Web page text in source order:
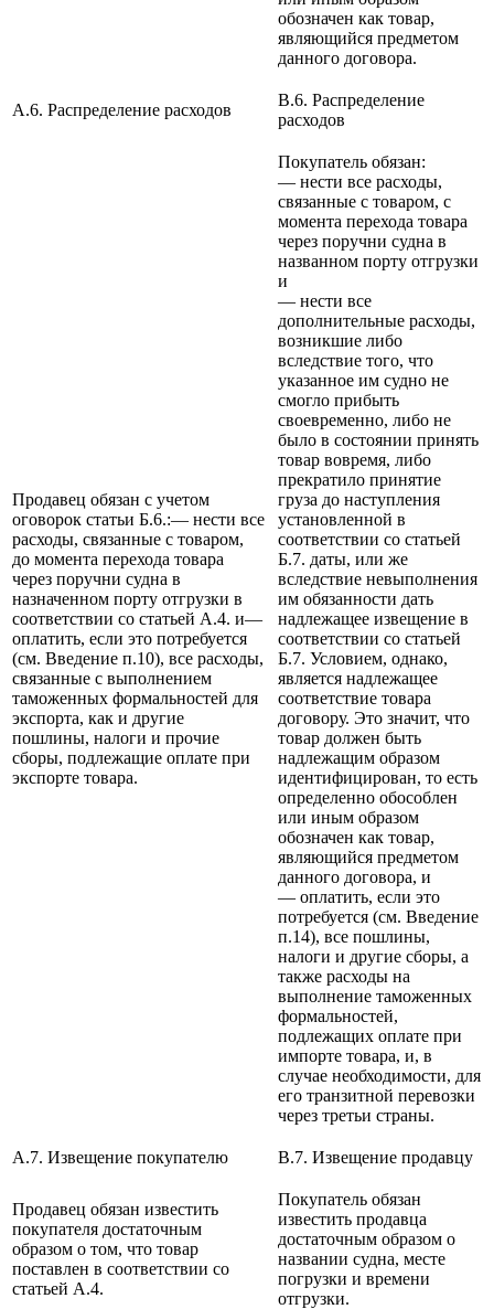
обозначен как товар,
являющийся предметом
данного договора.
A.6. Распределение расходов
B.6. Распределение
расходов
Продавец обязан с учетом
оговорок статьи Б.6.:— нести все
расходы, связанные с товаром,
до момента перехода товара
через поручни судна в
назначенном порту отгрузки в
соответствии со статьей А.4. и—
оплатить, если это потребуется
(см. Введение п.10), все расходы,
связанные с выполнением
таможенных формальностей для
экспорта, как и другие
пошлины, налоги и прочие
сборы, подлежащие оплате при
экспорте товара.
Покупатель обязан:
— нести все расходы,
связанные с товаром, с
момента перехода товара
через поручни судна в
названном порту отгрузки
и
— нести все
дополнительные расходы,
возникшие либо
вследствие того, что
указанное им судно не
смогло прибыть
своевременно, либо не
было в состоянии принять
товар вовремя, либо
прекратило принятие
груза до наступления
установленной в
соответствии со статьей
Б.7. даты, или же
вследствие невыполнения
им обязанности дать
надлежащее извещение в
соответствии со статьей
Б.7. Условием, однако,
является надлежащее
соответствие товара
договору. Это значит, что
товар должен быть
надлежащим образом
идентифицирован, то есть
определенно обособлен
или иным образом
обозначен как товар,
являющийся предметом
данного договора, и
— оплатить, если это
потребуется (см. Введение
п.14), все пошлины,
налоги и другие сборы, а
также расходы на
выполнение таможенных
формальностей,
подлежащих оплате при
импорте товара, и, в
случае необходимости, для
его транзитной перевозки
через третьи страны.
A.7. Извещение покупателю B.7. Извещение продавцу
Продавец обязан известить
покупателя достаточным
образом о том, что товар
поставлен в соответствии со
статьей А.4.
Покупатель обязан
известить продавца
достаточным образом о
названии судна, месте
погрузки и времени
отгрузки.